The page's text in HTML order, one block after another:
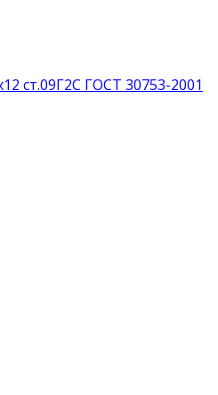
ст.09Г2С ГОСТ 30753-2001